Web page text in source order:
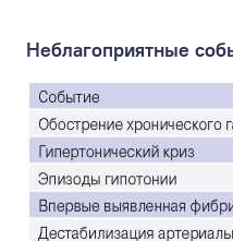
Неблагоприятные